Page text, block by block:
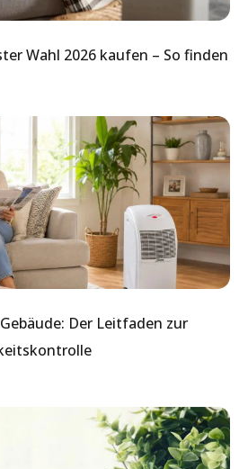
Wahl 2026 kaufen – So finden
Der Leitfaden zur